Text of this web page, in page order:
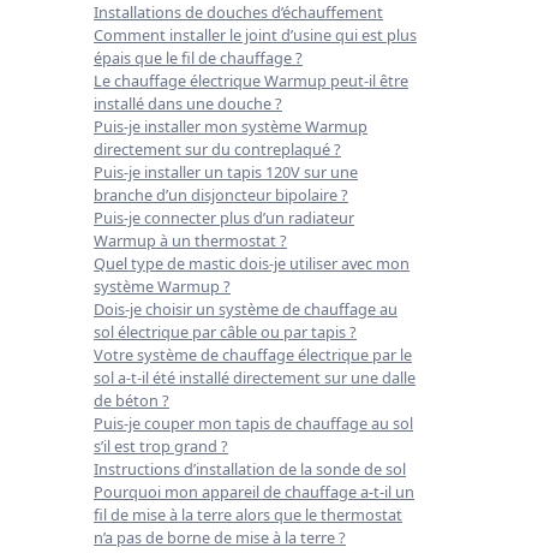
Installations de douches d’échauffement
Comment installer le joint d’usine qui est plus
épais que le fil de chauffage ?
Le chauffage électrique Warmup peut-il être
installé dans une douche ?
Puis-je installer mon système Warmup
directement sur du contreplaqué ?
Puis-je installer un tapis 120V sur une
branche d’un disjoncteur bipolaire ?
Puis-je connecter plus d’un radiateur
Warmup à un thermostat ?
Quel type de mastic dois-je utiliser avec mon
système Warmup ?
Dois-je choisir un système de chauffage au
sol électrique par câble ou par tapis ?
Votre système de chauffage électrique par le
sol a-t-il été installé directement sur une dalle
de béton ?
Puis-je couper mon tapis de chauffage au sol
s’il est trop grand ?
Instructions d’installation de la sonde de sol
Pourquoi mon appareil de chauffage a-t-il un
fil de mise à la terre alors que le thermostat
n’a pas de borne de mise à la terre ?